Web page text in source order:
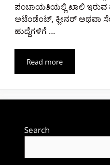
ಪಂಚಾಯತಿಯಲ್ಲಿ ಖಾಲಿ ಇರುವ
ಅಟೆಂಡೆಂಟ್, ಕ್ಲೀನರ್ ಅಥವಾ
ಹುದ್ದೆಗಳಿಗೆ …
Read more
Search